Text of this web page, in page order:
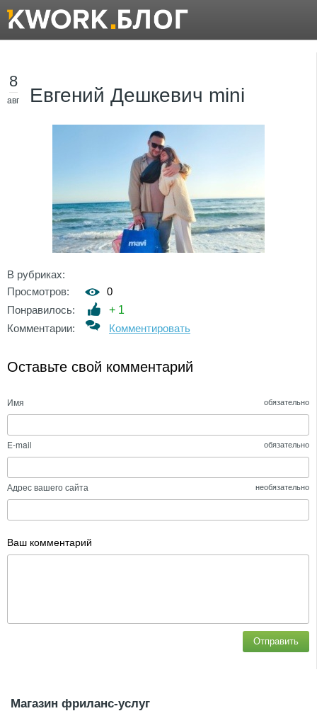
8
авг Евгений Дешкевич mini
В рубриках:
Просмотров:
0
Понравилось:
+ 1
Комментарии:
Комментировать
Оставьте свой комментарий
Имя обязательно
E-mail обязательно
Адрес вашего сайта необязательно
Ваш комментарий
Отправить
Магазин фриланс-услуг